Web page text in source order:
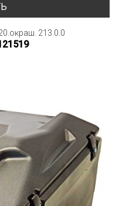
213.0.0